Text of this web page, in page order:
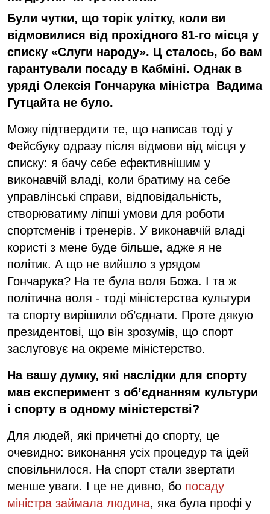
Були чутки, що торік улітку, коли ви
відмовилися від прохідного 81-го місця у
списку «Слуги народу». Ц сталось, бо вам
гарантували посаду в Кабміні. Однак в
уряді Олексія Гончарука міністра Вадима
Гутцайта не було.
Можу підтвердити те, що написав тоді у
Фейсбуку одразу після відмови від місця у
списку: я бачу себе ефективнішим у
виконавчій владі, коли братиму на себе
управлінські справи, відповідальність,
створюватиму ліпші умови для роботи
спортсменів і тренерів. У виконавчій владі
користі з мене буде більше, адже я не
політик. А що не вийшло з урядом
Гончарука? На те була воля Божа. І та ж
політична воля - тоді міністерства культури
та спорту вирішили об’єднати. Проте дякую
президентові, що він зрозумів, що спорт
заслуговує на окреме міністерство.
На вашу думку, які наслідки для спорту
мав експеримент з об’єднанням культури
і спорту в одному міністерстві?
Для людей, які причетні до спорту, це
очевидно: виконання усіх процедур та ідей
сповільнилося. На спорт стали звертати
менше уваги. І це не дивно, бо посаду
міністра займала людина, яка була профі у